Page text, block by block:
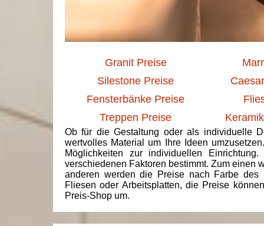
Granit Preise
Silestone Preise
Fensterbänke Preise
Treppen Preise
Ob für die Gestaltung oder als individuelle
wertvolles Material um Ihre Ideen
Möglichkeiten zur individuellen
verschiedenen Faktoren bestimmt. Zum einen
anderen werden die Preise nach Farbe des
Fliesen oder Arbeitsplatten, die Preise
Preis-Shop um.